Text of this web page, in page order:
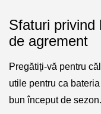
Sfaturi privind
de agrement
Pregătiți-vă pentru
utile pentru ca
bun început de sezon.